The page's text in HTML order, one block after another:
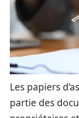
Les papiers
partie des